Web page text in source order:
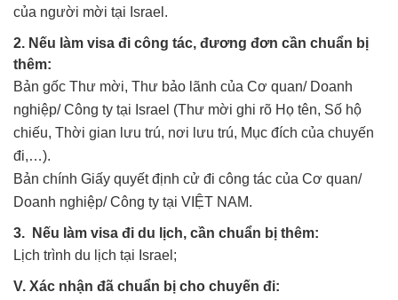
của người mời tại Israel.
2. Nếu làm visa đi công tác, đương đơn cần chuẩn bị
thêm:
Bản gốc Thư mời, Thư bảo lãnh của Cơ quan/ Doanh
nghiệp/ Công ty tại Israel (Thư mời ghi rõ Họ tên, Số hộ
chiếu, Thời gian lưu trú, nơi lưu trú, Mục đích của chuyến
đi,…).
Bản chính Giấy quyết định cử đi công tác của Cơ quan/
Doanh nghiệp/ Công ty tại VIỆT NAM.
3. Nếu làm visa đi du lịch, cần chuẩn bị thêm:
Lịch trình du lịch tại Israel;
V. Xác nhận đã chuẩn bị cho chuyến đi: